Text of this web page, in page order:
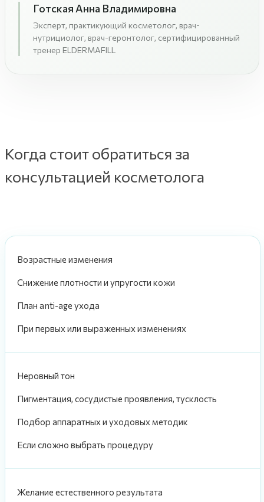
Готская Анна Владимировна
Эксперт, практикующий косметолог, врач-
нутрициолог, врач-геронтолог, сертифицированный
тренер ELDERMAFILL
Когда стоит обратиться за
консультацией косметолога
Возрастные изменения
Снижение плотности и упругости кожи
План anti-age ухода
При первых или выраженных изменениях
Неровный тон
Пигментация, сосудистые проявления, тусклость
Подбор аппаратных и уходовых методик
Если сложно выбрать процедуру
Желание естественного результата